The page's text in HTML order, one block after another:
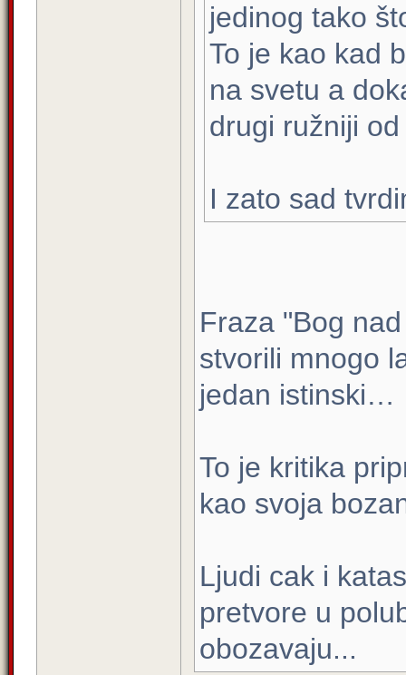
jedinog tako
To je kao kad
na svetu a
drugi ružniji
I zato sad
Fraza "Bog
stvorili mnogo
jedan istinski…
To je kritika
kao svoja
Ljudi cak i
pretvore u
obozavaju...